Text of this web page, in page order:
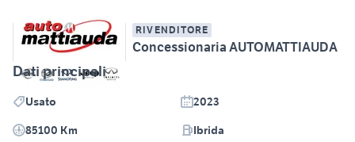
RIVENDITORE
Concessionaria AUTOMATTIAUDA
Dati principali
Usato
2023
85100 Km
Ibrida